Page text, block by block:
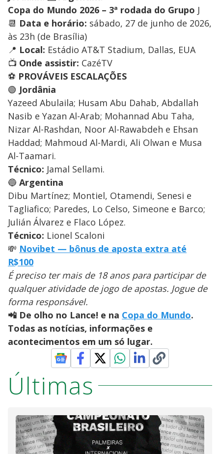
Copa do Mundo 2026 – 3ª rodada do Grupo J
📆 Data e horário: sábado, 27 de junho de 2026,
às 23h (de Brasília)
📍 Local: Estádio AT&T Stadium, Dallas, EUA
📺 Onde assistir: CazéTV
⚽ PROVÁVEIS ESCALAÇÕES
🟢 Jordânia
Yazeed Abulaila; Husam Abu Dahab, Abdallah
Nasib e Yazan Al-Arab; Mohannad Abu Taha,
Nizar Al-Rashdan, Noor Al-Rawabdeh e Ehsan
Haddad; Mahmoud Al-Mardi, Ali Olwan e Musa
Al-Taamari.
Técnico: Jamal Sellami.
🔵 Argentina
Dibu Martínez; Montiel, Otamendi, Senesi e
Tagliafico; Paredes, Lo Celso, Simeone e Barco;
Julián Álvarez e Flaco López.
Técnico: Lionel Scaloni
💸 Novibet — bônus de aposta extra até
R$100
É preciso ter mais de 18 anos para participar de
qualquer atividade de jogo de apostas. Jogue de
forma responsável.
📲 De olho no Lance! e na Copa do Mundo.
Todas as notícias, informações e
acontecimentos em um só lugar.
Últimas